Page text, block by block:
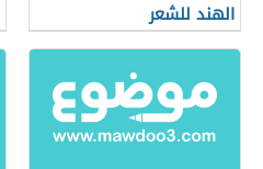
الهند للشعر